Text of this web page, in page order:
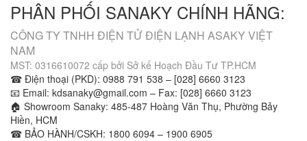
PHÂN PHỐI SANAKY CHÍNH HÃNG:
CÔNG TY TNHH ĐIỆN TỬ ĐIỆN LẠNH ASAKY VIỆT
NAM
MST: 0316610072 cấp bởi Sở kế Hoạch Đầu Tư TP.HCM
☎ Điện thoại (PKD): 0988 791 538 – [028] 6660 3123
📧 Email: kdsanaky@gmail.com – Fax: [028] 6660 3123
🏠 Showroom Sanaky: 485-487 Hoàng Văn Thụ, Phường Bảy
Hiền, HCM
☎ BẢO HÀNH/CSKH: 1800 6094 – 1900 6905